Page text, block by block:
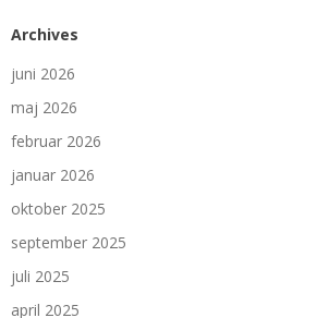
Archives
juni 2026
maj 2026
februar 2026
januar 2026
oktober 2025
september 2025
juli 2025
april 2025